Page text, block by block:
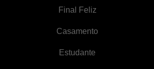
Final Feliz
Casamento
Estudante